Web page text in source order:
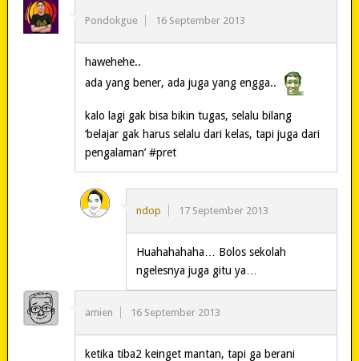
Pondokgue 16 September 2013
hawehehe..
ada yang bener, ada juga yang engga..
kalo lagi gak bisa bikin tugas, selalu bilang
‘belajar gak harus selalu dari kelas, tapi juga dari
pengalaman’ #pret
ndop 17 September 2013
Huahahahaha… Bolos sekolah
ngelesnya juga gitu ya…
amien 16 September 2013
ketika tiba2 keinget mantan, tapi ga berani